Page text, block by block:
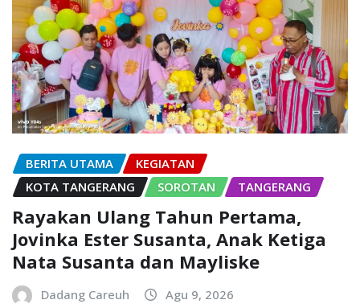
BERITA UTAMA
KEGIATAN
KOTA TANGERANG
SOROTAN TANGERANG
Rayakan Ulang Tahun Pertama,
Jovinka Ester Susanta, Anak Ketiga
Nata Susanta dan Mayliske
Dadang Careuh Agu 9, 2026